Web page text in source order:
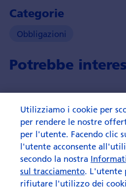
Categorie
Obbligazioni
Potrebbe
Utilizziamo i cookie per
per rendere le nostre
per l'utente. Facendo clic
l'utente acconsente
secondo la nostra
sul tracciamento. L'utente
rifiutare l'utilizzo dei